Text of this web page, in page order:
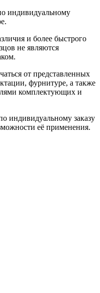
индивидуальному
и более быстрого
не являются
от представленных
фурнитуре, а также
комплектующих и
индивидуальному заказу
её применения.